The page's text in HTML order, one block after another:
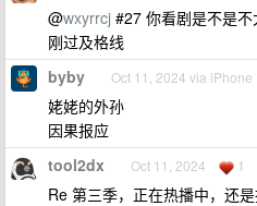
@wxyrrcj #27 你看剧是不是
刚过及格线
byby Oct 11, 2024 via iPhone
姥姥的外孙
因果报应
tool2dx Oct 11, 2024 1
Re 第三季，正在热播中，还是